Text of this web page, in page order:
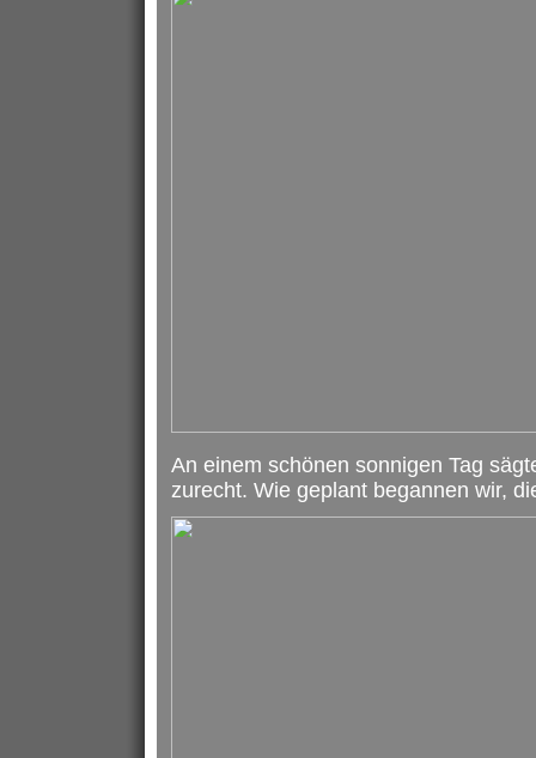
An einem schönen sonnigen Tag
zurecht. Wie geplant begannen wir,